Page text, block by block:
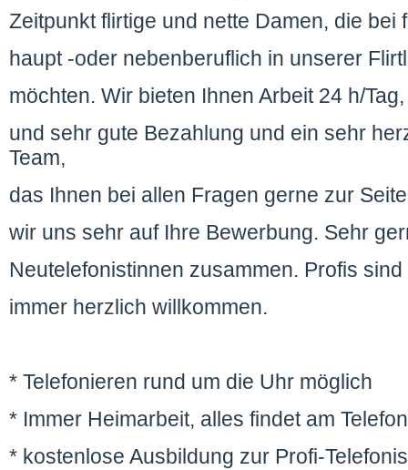
Zeitpunkt flirtige und nette Damen, die
haupt -oder nebenberuflich in unserer
möchten. Wir bieten Ihnen Arbeit 24 h/
und sehr gute Bezahlung und ein sehr
Team,
das Ihnen bei allen Fragen gerne zur
wir uns sehr auf Ihre Bewerbung. Sehr
Neutelefonistinnen zusammen. Profis
immer herzlich willkommen.
* Telefonieren rund um die Uhr möglich
* Immer Heimarbeit, alles findet am
* kostenlose Ausbildung zur Profi-